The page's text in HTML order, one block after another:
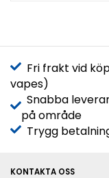
Fri frakt vid
vapes)
Snabba
på område
Trygg
KONTAKTA OSS